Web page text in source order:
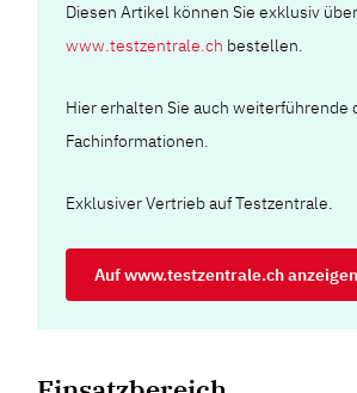
Diesen Artikel können Sie exklusiv über
www.testzentrale.ch bestellen.
Hier erhalten Sie auch weiterführende
Fachinformationen.
Exklusiver Vertrieb auf Testzentrale.
Auf www.testzentrale.ch anzeigen